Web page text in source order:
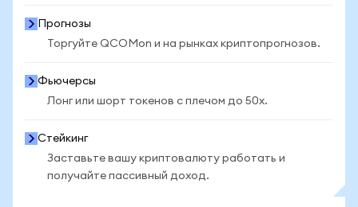
Прогнозы
Торгуйте QCOMon и на рынках криптопрогнозов.
Фьючерсы
Лонг или шорт токенов с плечом до 50x.
Стейкинг
Заставьте вашу криптовалюту работать и
получайте пассивный доход.